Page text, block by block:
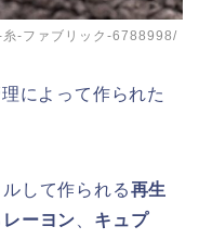
-ファブリック-6788998/
によって作られた
して作られる再生
レーヨン
キュプ